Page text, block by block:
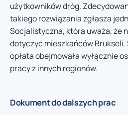
użytkowników dróg.
takiego rozwiązania zgłasza
Socjalistyczna, która uważa, że
dotyczyć mieszkańców
opłata obejmowała wyłącznie
pracy z innych regionów.
Dokument do dalszych prac